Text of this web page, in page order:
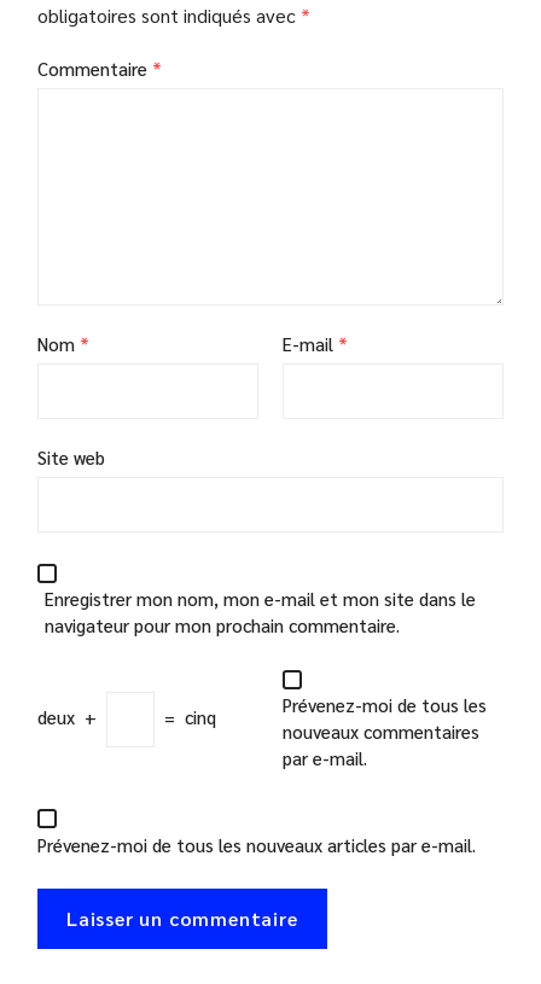
obligatoires sont indiqués avec *
Commentaire *
Nom * E-mail *
Site web
Enregistrer mon nom, mon e-mail et mon site dans le
navigateur pour mon prochain commentaire.
deux + = cinq
Prévenez-moi de tous les
nouveaux commentaires
par e-mail.
Prévenez-moi de tous les nouveaux articles par e-mail.